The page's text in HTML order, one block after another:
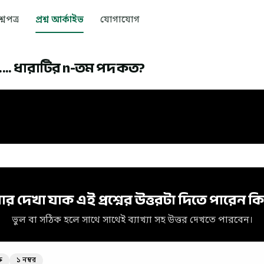
প্রশ্ন আর্কাইভ যোগাযোগ
ধারাটির n-তম পদ কত?
দেখা যাক এই প্রশ্নের উত্তরটা দিতে পারেন
ভুল বা সঠিক হলে সাথে সাথেই ব্যাখ্যা সহ উত্তর দেখতে পারবেন।
১ নম্বর